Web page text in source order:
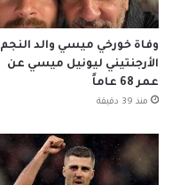
وفاة خورخي ميسي والد النجم
الأرجنتيني ليونيل ميسي عن
عمر 68 عاماً
منذ 39 دقيقة